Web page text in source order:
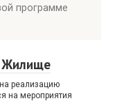
программе
Жилище
реализацию
на мероприятия